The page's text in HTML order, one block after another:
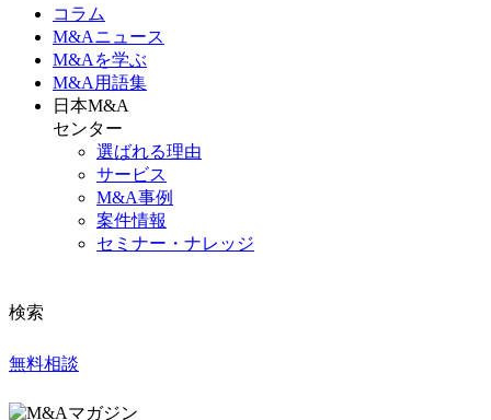
コラム
M&Aニュース
M&Aを学ぶ
M&A 用語集
日本M&A
センター
選ばれる理由
サービス
M&A事例
案件情報
セミナー・ナレッジ
検索
無料相談